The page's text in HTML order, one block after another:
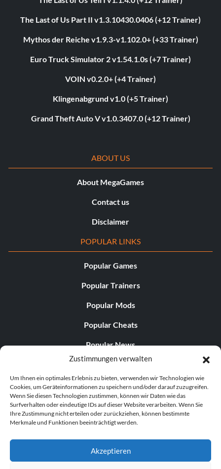
Zustimmungen verwalten
Um Ihnen ein optimales Erlebnis zu bieten, verwenden wir Technologien wie
Cookies, um Geräteinformationen zu speichern und/oder darauf zuzugreifen.
Wenn Sie diesen Technologien zustimmen, können wir Daten wie das
Surfverhalten oder eindeutige IDs auf dieser Website verarbeiten. Wenn Sie
Ihre Zustimmung nicht erteilen oder zurückziehen, können bestimmte
Merkmale und Funktionen beeinträchtigt werden.
Akzeptieren
The Last of Us Part II v1.3.10430.0406 (+12 Trainer)
Mythos der Reiche v1.9.3-v1.102.0+ (+33 Trainer)
Euro Truck Simulator 2 v1.54.1.0s (+7 Trainer)
VOIN v0.2.0+ (+4 Trainer)
Klingenabgrund v1.0 (+5 Trainer)
Grand Theft Auto V v1.0.3407.0 (+12 Trainer)
ABOUT US
About MegaGames
Contact us
Disclaimer
POPULAR LINKS
Popular Games
Popular Trainers
Popular Mods
Popular Cheats
Popular News
Popular Editorials
Popular Free Games
LATEST UPDATES